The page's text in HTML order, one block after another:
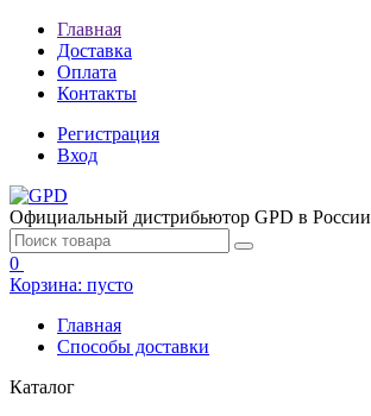
Главная
Доставка
Оплата
Контакты
Регистрация
Вход
Официальный дистрибьютор GPD в России
0
Корзина: пусто
Главная
Способы доставки
Каталог